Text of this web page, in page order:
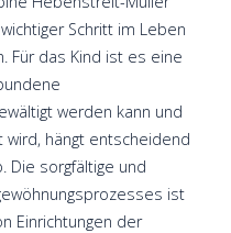
Schritt im Leben
Für das Kind ist es eine
werden kann und
wird, hängt entscheidend
Die sorgfältige und
ist
Einrichtungen der